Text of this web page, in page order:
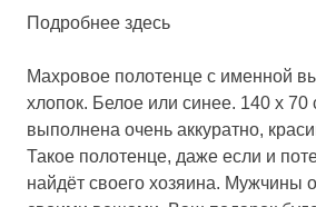
Подробнее здесь
Махровое полотенце с именной
хлопок. Белое или синее. 140 х
выполнена очень аккуратно,
Такое полотенце, даже если и
найдёт своего хозяина. Мужчины